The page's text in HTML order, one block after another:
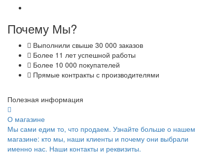
Почему Мы?
Выполнили свыше 30 000 заказов
Более 11 лет успешной работы
Более 10 000 покупателей
Прямые контракты с производителями
Полезная информация
О магазине
Мы сами едим то, что продаем. Узнайте больше о нашем
магазине: кто мы, наши клиенты и почему они выбрали
именно нас. Наши контакты и реквизиты.